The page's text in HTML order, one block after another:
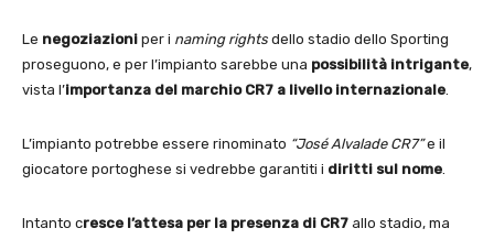
Le negoziazioni per i naming rights dello stadio dello Sporting
proseguono, e per l’impianto sarebbe una possibilità intrigante,
vista l’importanza del marchio CR7 a livello internazionale.
L’impianto potrebbe essere rinominato “José Alvalade CR7”e il
giocatore portoghese si vedrebbe garantiti i diritti sul nome.
Intanto cresce l’attesa per la presenza di CR7 allo stadio, ma